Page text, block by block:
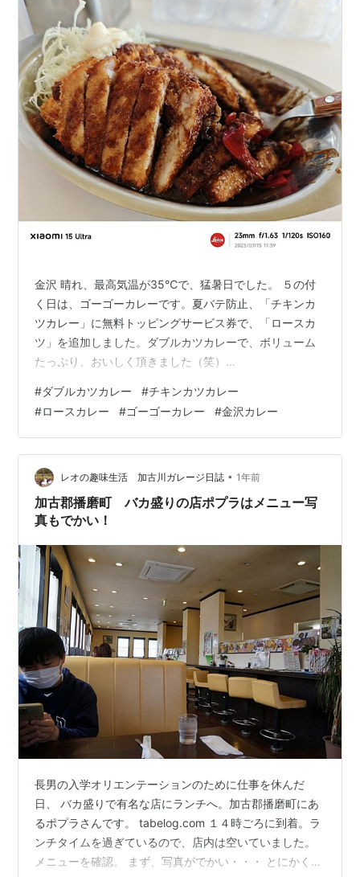
金沢 晴れ、最高気温が35℃で、猛暑日でした。 ５の付
く日は、ゴーゴーカレーです。夏バテ防止、「チキンカ
ツカレー」に無料トッピングサービス券で、「ロースカ
ツ」を追加しました。ダブルカツカレーで、ボリューム
たっぷり、おいしく頂きました（笑）
レー保古町店：2025年07月15日 Xiaomi 15 Ultra】
#ダブルカツカレー #チキンカツカレー
#ロースカレー #ゴーゴーカレー #金沢カレー
レオの趣味生活 加古川ガレージ日誌 • 1年前
加古郡播磨町 バカ盛りの店ポプラはメニュー写
真もでかい！
長男の入学オリエンテーションのために仕事を休んだ
日、 バカ盛りで有名な店にランチへ。加古郡播磨町にあ
るポプラさんです。 tabelog.com １４時ごろに到着。ラ
ンチタイムを過ぎているので、店内は空いていました。
メニューを確認。 まず、写真がでかい・・・ とにかく写